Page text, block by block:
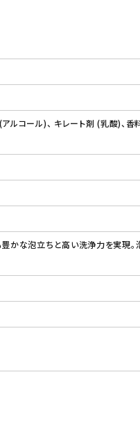
ルコール)、 キレート剤 (乳酸)、香
な泡立ちと高い洗浄力を実現。